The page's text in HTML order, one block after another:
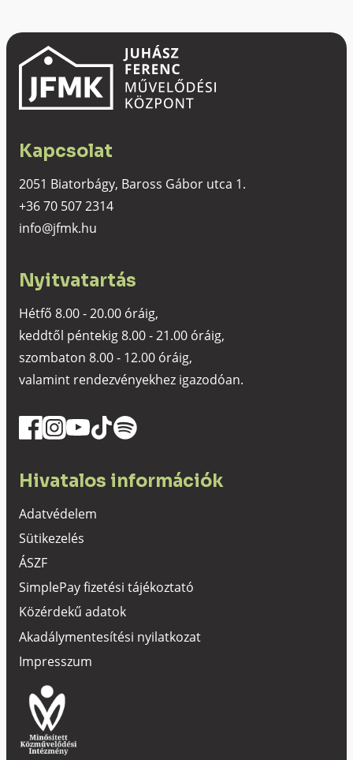
Kapcsolat
2051 Biatorbágy, Baross Gábor utca 1.
+36 70 507 2314
info@jfmk.hu
Nyitvatartás
Hétfő 8.00 - 20.00 óráig,
keddtől péntekig 8.00 - 21.00 óráig,
szombaton 8.00 - 12.00 óráig,
valamint rendezvényekhez igazodóan.
Hivatalos információk
Adatvédelem
Sütikezelés
ÁSZF
SimplePay fizetési tájékoztató
Közérdekű adatok
Akadálymentesítési nyilatkozat
Impresszum